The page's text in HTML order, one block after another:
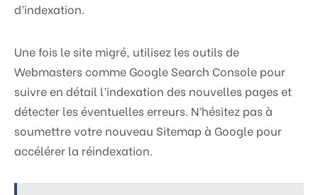
d’indexation.
Une fois le site migré, utilisez les outils de
Webmasters comme Google Search Console pour
suivre en détail l’indexation des nouvelles pages et
détecter les éventuelles erreurs. N’hésitez pas à
soumettre votre nouveau Sitemap à Google pour
accélérer la réindexation.